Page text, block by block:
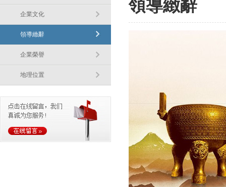
企業文化
領導緻辭
企業榮譽
地理位置
領導緻辭